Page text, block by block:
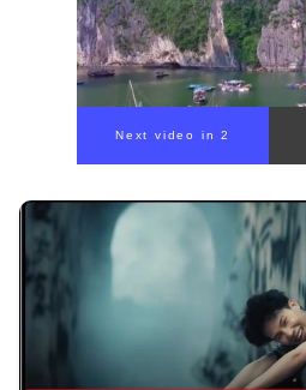
00:00/ 00:56